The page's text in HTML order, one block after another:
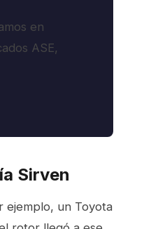
en
ASE,
Sirven
ejemplo, un Toyota